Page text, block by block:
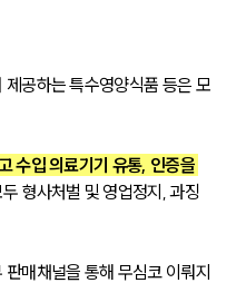
공하는 특수영양식품 등은 모
수입 의료기기 유통, 인증을
형사처벌 및 영업정지, 과징
매채널을 통해 무심코 이뤄지